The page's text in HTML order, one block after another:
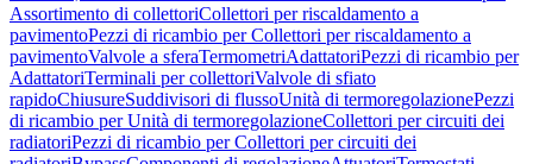
Assortimento di collettoriCollettori per riscaldamento a
pavimentoPezzi di ricambio per Collettori per riscaldamento a
pavimentoValvole a sferaTermometriAdattatoriPezzi di ricambio per
AdattatoriTerminali per collettoriValvole di sfiato
rapidoChiusureSuddivisori di flussoUnità di termoregolazionePezzi
di ricambio per Unità di termoregolazioneCollettori per circuiti dei
radiatoriPezzi di ricambio per Collettori per circuiti dei